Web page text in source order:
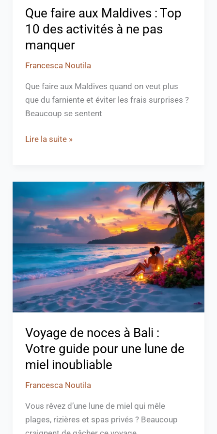
Que faire aux Maldives : Top
10 des activités à ne pas
manquer
Francesca Noutila
Que faire aux Maldives quand on veut plus
que du farniente et éviter les frais surprises ?
Beaucoup se sentent
pas
manquer
Lire la suite »
Voyage de noces à Bali :
Votre guide pour une lune de
miel inoubliable
Francesca Noutila
Vous rêvez d’une lune de miel qui mêle
plages, rizières et spas privés ? Beaucoup
de
noces
à
Bali
:
Votre
guide
pour
une
de
miel
inoubliable